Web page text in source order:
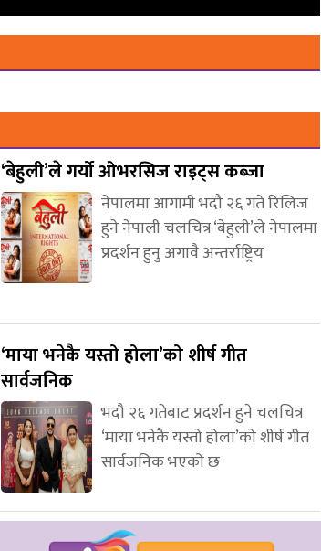
‘बेहुली’ले गर्यो ओभरसिज राइट्स कब्जा
नेपालमा आगामी भदौ २६ गते रिलिज
हुने नेपाली चलचित्र ‘बेहुली’ले नेपालमा
प्रदर्शन हुनु अगावै अन्तर्राष्ट्रिय
‘माया भनेकै यस्तो होला’को शीर्ष गीत
सार्वजनिक
भदौ २६ गतेबाट प्रदर्शन हुने चलचित्र
‘माया भनेकै यस्तो होला’को शीर्ष गीत
सार्वजनिक भएको छ